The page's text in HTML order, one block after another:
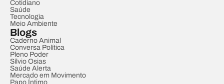
Cotidiano
Saúde
Tecnologia
Meio Ambiente
Blogs
Caderno Animal
Conversa Política
Pleno Poder
Sílvio Osias
Saúde Alerta
Mercado em Movimento
Papo Íntimo